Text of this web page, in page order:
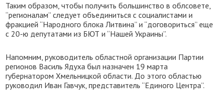
Таким образом, чтобы получить большинство в облсовете,
“регионалам” следует объединиться с социалистами и
фракцией “Народного блока Литвина” и “договориться” еще
с 20-ю депутатами из БЮТ и “Нашей Украины”.
Напомним, руководитель областной организации Партии
регионов Василь Ядуха был назначен 19 марта
губернатором Хмельницкой области. До этого областью
руководил Иван Гавчук, представитель “Единого Центра”.